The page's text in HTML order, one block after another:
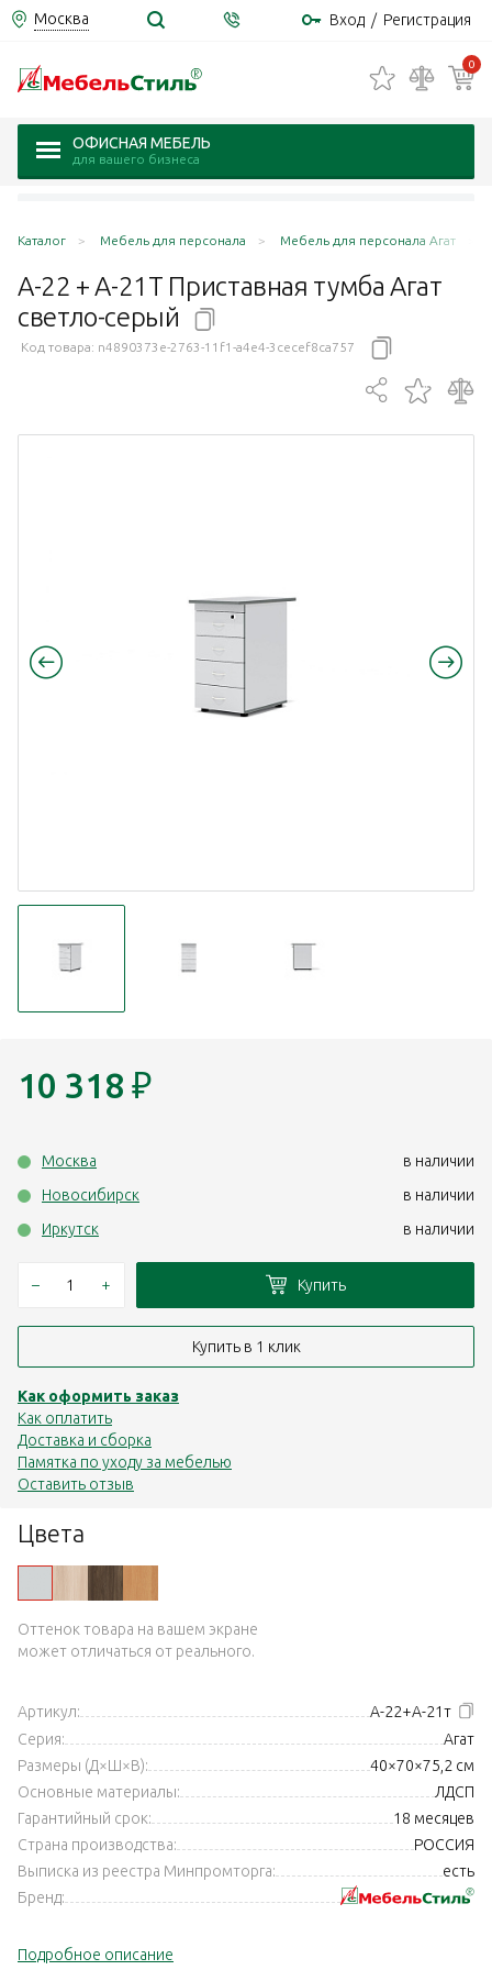
Москва Вход / Регистрация
0
ОФИСНАЯ МЕБЕЛЬ
для вашего бизнеса
Каталог Мебель для персонала Мебель для персонала Агат
А-22 + А-21Т Приставная тумба Агат
светло-серый
Код товара: n4890373e-2763-11f1-a4e4-3cecef8ca757
Цвета
Оттенок товара на вашем экране
может отличаться от реального.
Артикул:
А-22+А-21т
Серия:
Агат
Размеры (Д×Ш×В):
40×70×75,2 см
Основные материалы:
ЛДСП
Гарантийный срок:
18 месяцев
Страна производства:
РОССИЯ
Выписка из реестра Минпромторга:
есть
Бренд:
Подробное описание
10 318 ₽
Москва
в наличии
Новосибирск
в наличии
Иркутск
в наличии
– + Купить
Купить в 1 клик
Как оформить заказ
Как оплатить
Доставка и сборка
Памятка по уходу за мебелью
Оставить отзыв